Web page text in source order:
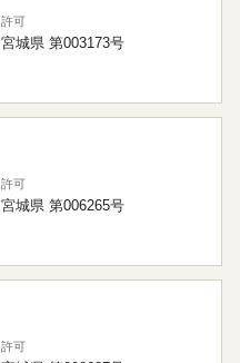
許可
宮城県 第003173号
許可
宮城県 第006265号
許可